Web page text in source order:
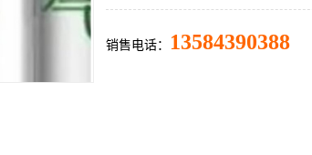
销售电话： 13584390388